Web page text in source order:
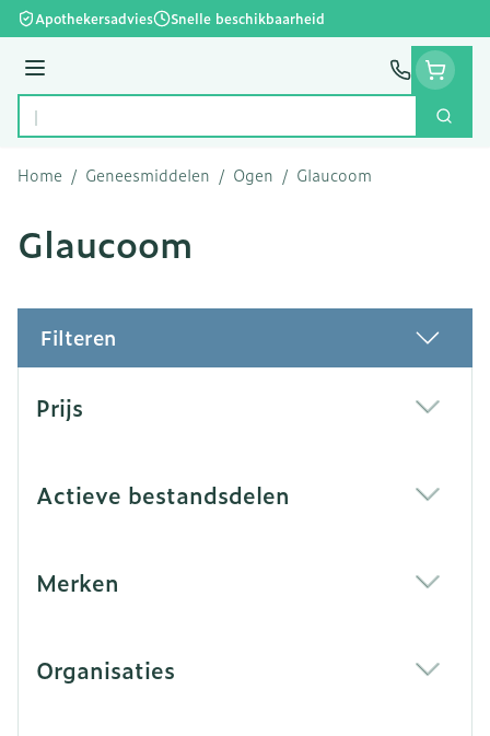
Ga naar de inhoud
Apothekersadvies Snelle beschikbaarheid
Menu
Product, merk, categorie...
Zoek
Home / Geneesmiddelen / Ogen / Glaucoom
Glaucoom
Filteren
Prijs
Actieve bestandsdelen
Merken
Organisaties